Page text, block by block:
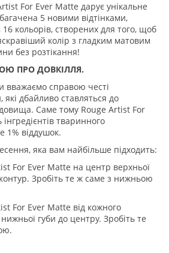
For Ever Matte дарує унікальне
5 новими відтінками,
16 кольорів, створених для того, щоб
колір з гладким матовим
без розтікання!
ПРО ДОВКІЛЛЯ.
вважаємо справою честі
дбайливо ставляться до
Саме тому Rouge Artist For
тваринного
1% віддушок.
яка вам найбільше підходить:
For Ever Matte на центр верхньої
Зробіть те ж саме з нижньою
For Ever Matte від кожного
губи до центру. Зробіть те